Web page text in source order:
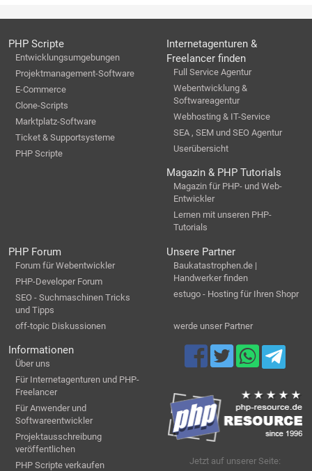
PHP Scripte
Entwicklungsumgebungen
Projektmanagement-Software
E-Commerce
Clone-Scripts
Marktplatz-Software
Ticket & Supportsysteme
PHP Scripte
Internetagenturen &
Freelancer finden
Full Service Agentur
Webentwicklung &
Softwareagentur
Webhosting & IT-Service
SEA , SEM und SEO Agentur
Userübersicht
Magazin & PHP Tutorials
Magazin für PHP- und Web-
Entwickler
Lernen mit unseren PHP-
Tutorials
PHP Forum
Forum für Webentwickler
PHP-Developer Forum
SEO - Suchmaschinen Tricks
und Tipps
off-topic Diskussionen
Unsere Partner
Baukatastrophen.de |
Handwerker finden
estugo - Hosting für Ihren Shopr
werde unser Partner
Informationen
Über uns
Für Internetagenturen und PHP-
Freelancer
Für Anwender und
Softwareentwickler
Projektausschreibung
veröffentlichen
PHP Scripte verkaufen
Jetzt auf unserer Seite: